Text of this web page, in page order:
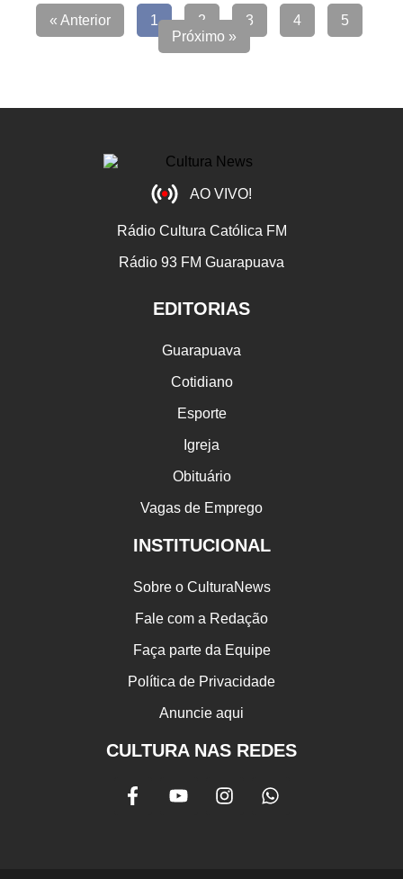
« Anterior 1 2 3 4
5
Próximo »
AO VIVO!
Rádio Cultura Católica FM
Rádio 93 FM Guarapuava
EDITORIAS
Guarapuava
Cotidiano
Esporte
Igreja
Obituário
Vagas de Emprego
INSTITUCIONAL
Sobre o CulturaNews
Fale com a Redação
Faça parte da Equipe
Política de Privacidade
Anuncie aqui
CULTURA NAS REDES